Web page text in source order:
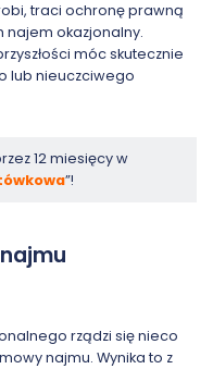
traci ochronę prawną
najem okazjonalny.
móc skutecznie
lub nieuczciwego
12 miesięcy w
”!
rządzi się nieco
najmu. Wynika to z